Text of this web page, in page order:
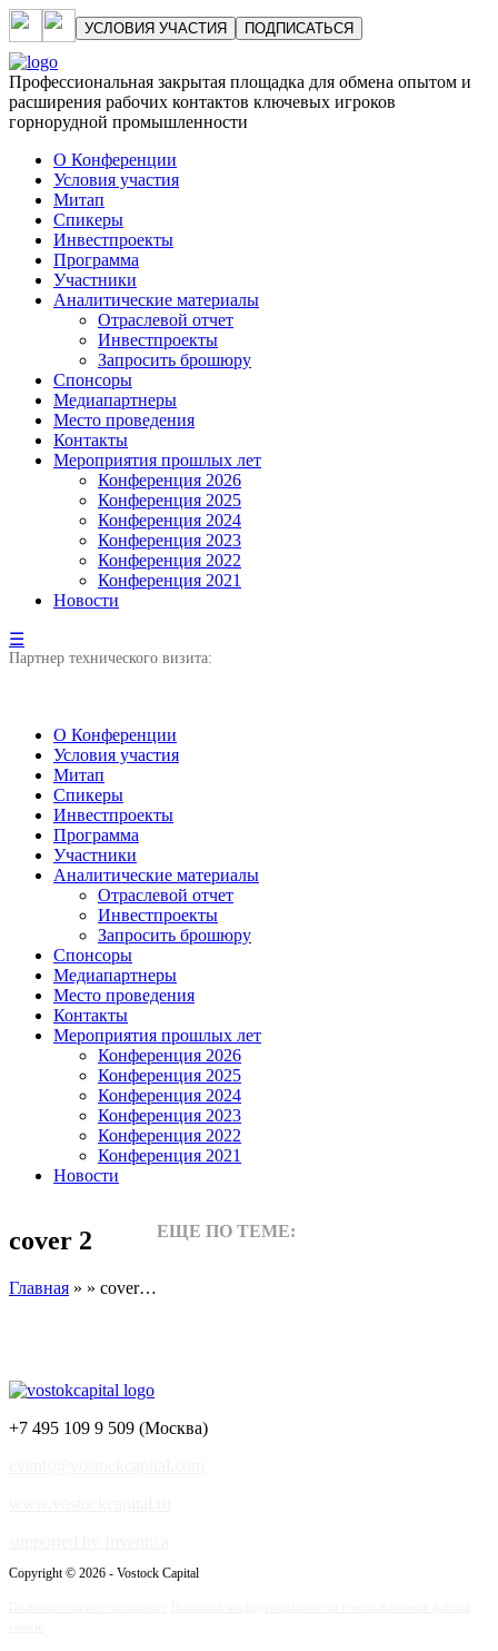
УСЛОВИЯ УЧАСТИЯ ПОДПИСАТЬСЯ
Профессиональная закрытая площадка для обмена опытом и
расширения рабочих контактов ключевых игроков
горнорудной промышленности
О Конференции
Условия участия
Митап
Спикеры
Инвестпроекты
Программа
Участники
Аналитические материалы
Отраслевой отчет
Инвестпроекты
Запросить брошюру
Спонсоры
Медиапартнеры
Место проведения
Контакты
Мероприятия прошлых лет
Конференция 2026
Конференция 2025
Конференция 2024
Конференция 2023
Конференция 2022
Конференция 2021
Новости
☰
Партнер технического визита:
О Конференции
Условия участия
Митап
Спикеры
Инвестпроекты
Программа
Участники
Аналитические материалы
Отраслевой отчет
Инвестпроекты
Запросить брошюру
Спонсоры
Медиапартнеры
Место проведения
Контакты
Мероприятия прошлых лет
Конференция 2026
Конференция 2025
Конференция 2024
Конференция 2023
Конференция 2022
Конференция 2021
Новости
cover 2
Главная » » cover…
ЕЩЕ ПО ТЕМЕ:
+7 495 109 9 509 (Москва)
Copyright © 2026 - Vostock Capital